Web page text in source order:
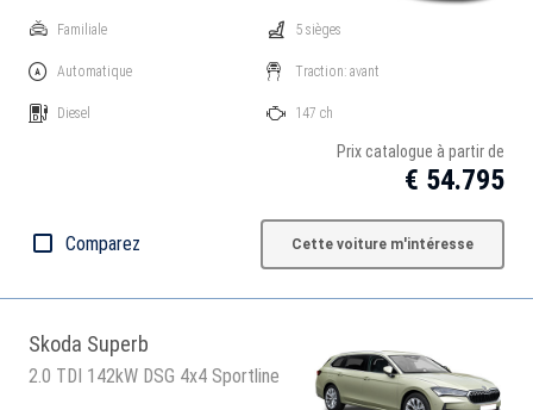
Familiale
Automatique
Diesel
5 sièges
Traction: avant
147 ch
Prix catalogue à partir de
€ 54.795
Comparez Cette voiture m'intéresse
Skoda Superb
2.0 TDI 142kW DSG 4x4 Sportline